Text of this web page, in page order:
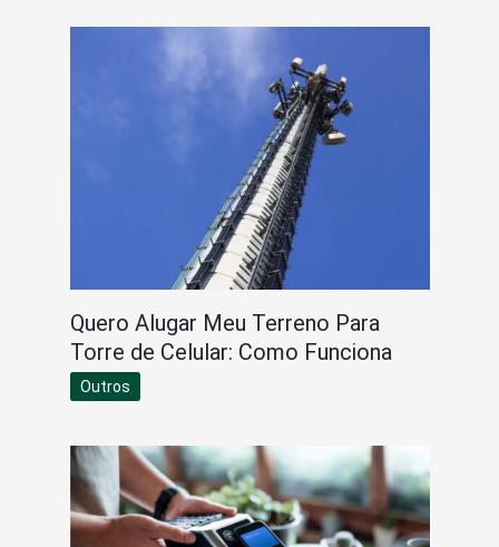
Quero Alugar Meu Terreno Para
Torre de Celular: Como Funciona
Outros